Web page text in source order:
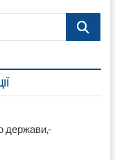
Поиск…
держави,-